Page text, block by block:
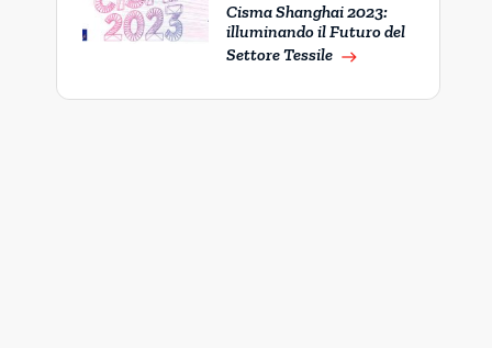
Cisma Shanghai 2023:
illuminando il Futuro del
Settore Tessile east